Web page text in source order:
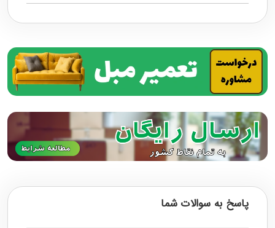
پاسخ به سوالات شما